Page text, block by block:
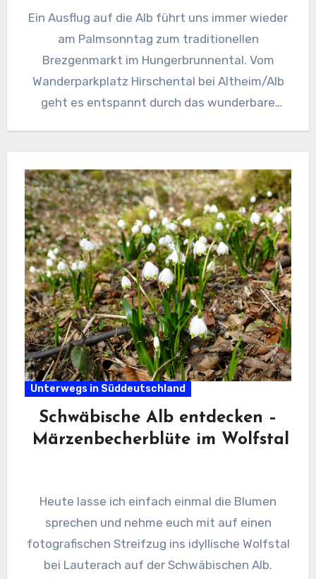
Ein Ausflug auf die Alb führt uns immer wieder
am Palmsonntag zum traditionellen
Brezgenmarkt im Hungerbrunnental. Vom
Wanderparkplatz Hirschental bei Altheim/Alb
geht es entspannt durch das wunderbare
Unterwegs in Süddeutschland
Schwäbische Alb entdecken –
Märzenbecherblüte im Wolfstal
Heute lasse ich einfach einmal die Blumen
sprechen und nehme euch mit auf einen
fotografischen Streifzug ins idyllische Wolfstal
bei Lauterach auf der Schwäbischen Alb.